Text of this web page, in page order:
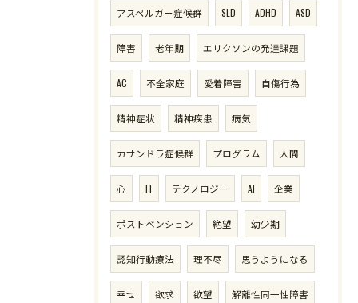
アスペルガー症候群 SLD ADHD ASD
障害 老年期 エリクソンの発達課題
AC 不全家庭 愛着障害 自傷行為
精神症状 精神疾患 病気
カサンドラ症候群 プログラム 人間
心 IT テクノロジー AI 企業
ポストベンション 絶望 幼少期
認知行動療法 理不尽 思うようになる
幸せ 欲求 欲望 解離性同一性障害
ご予約・お問い合わせはこちら